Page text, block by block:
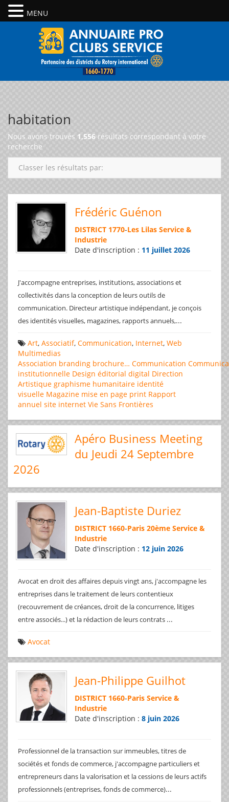
habitation
Nous avons trouvés 1,556 résultats correspondant à votre
recherche
Classer les résultats par:
Frédéric Guénon
DISTRICT 1770-Les Lilas Service &
Industrie
Date d'inscription : 11 juillet 2026
J'accompagne entreprises, institutions, associations et
collectivités dans la conception de leurs outils de
communication. Directeur artistique indépendant, je conçois
des identités visuelles, magazines, rapports annuels,...
Art, Associatif, Communication, Internet, Web
Multimedias
Association branding brochure… Communication
institutionnelle Design éditorial digital Direction
Artistique graphisme humanitaire identité
visuelle Magazine mise en page print Rapport
annuel site internet Vie Sans Frontières
Apéro Business Meeting
du Jeudi 24 Septembre
2026
Jean-Baptiste Duriez
DISTRICT 1660-Paris 20ème Service &
Industrie
Date d'inscription : 12 juin 2026
Avocat en droit des affaires depuis vingt ans, j'accompagne les
entreprises dans le traitement de leurs contentieux
(recouvrement de créances, droit de la concurrence, litiges
entre associés...) et la rédaction de leurs contrats ...
Avocat
Jean-Philippe Guilhot
DISTRICT 1660-Paris Service &
Industrie
Date d'inscription : 8 juin 2026
Professionnel de la transaction sur immeubles, titres de
sociétés et fonds de commerce, j'accompagne particuliers et
entrepreneurs dans la valorisation et la cessions de leurs actifs
professionnels (entreprises, fonds de commerce)...
MENU